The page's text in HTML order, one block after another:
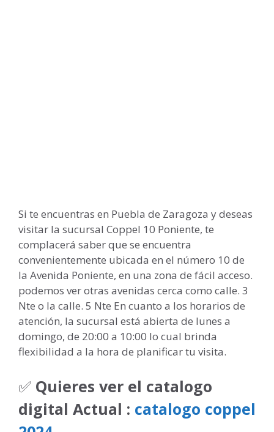
Si te encuentras en Puebla de Zaragoza y deseas
visitar la sucursal Coppel 10 Poniente, te
complacerá saber que se encuentra
convenientemente ubicada en el número 10 de
la Avenida Poniente, en una zona de fácil acceso.
podemos ver otras avenidas cerca como calle. 3
Nte o la calle. 5 Nte En cuanto a los horarios de
atención, la sucursal está abierta de lunes a
domingo, de 20:00 a 10:00 lo cual brinda
flexibilidad a la hora de planificar tu visita.
✅ Quieres ver el catalogo
digital Actual : catalogo coppel